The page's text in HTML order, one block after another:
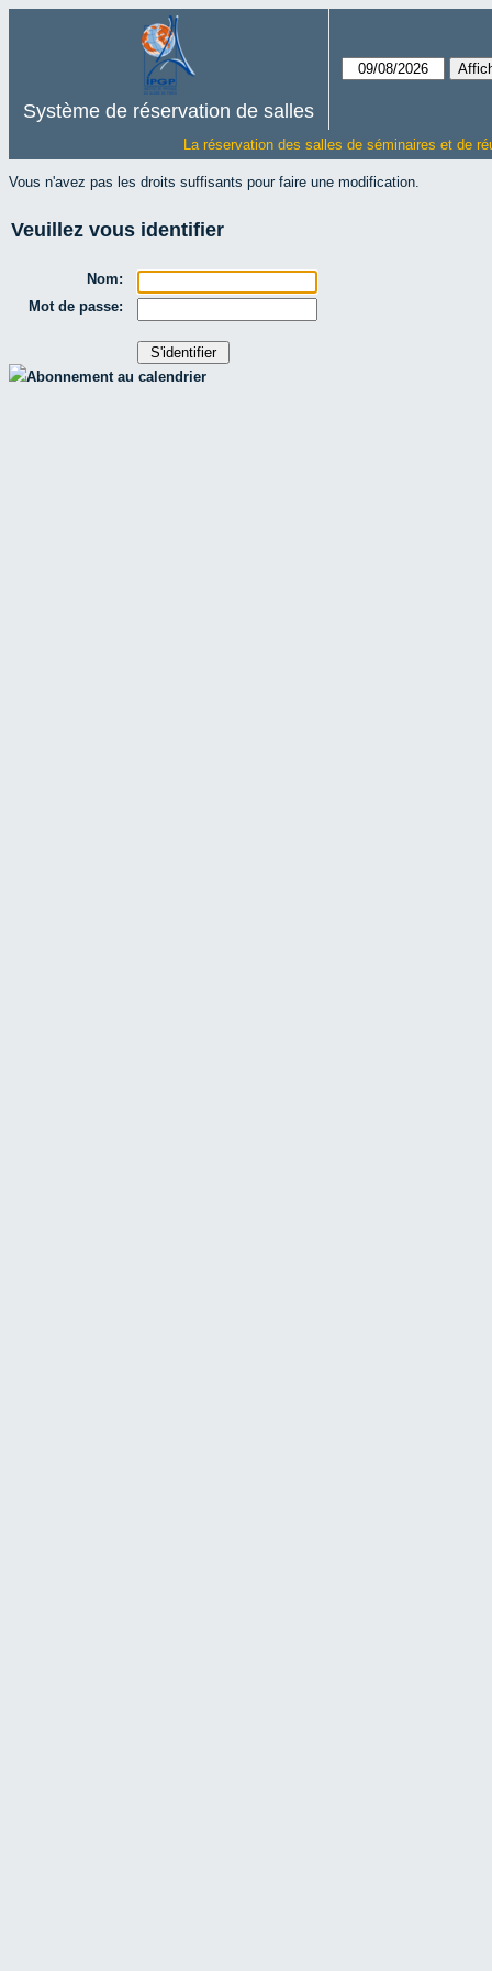
Système de réservation de salles
La réservation des salles de séminaires et de
Vous n'avez pas les droits suffisants pour faire une modification.
Veuillez vous identifier
Nom:
Mot de passe:
Abonnement au calendrier